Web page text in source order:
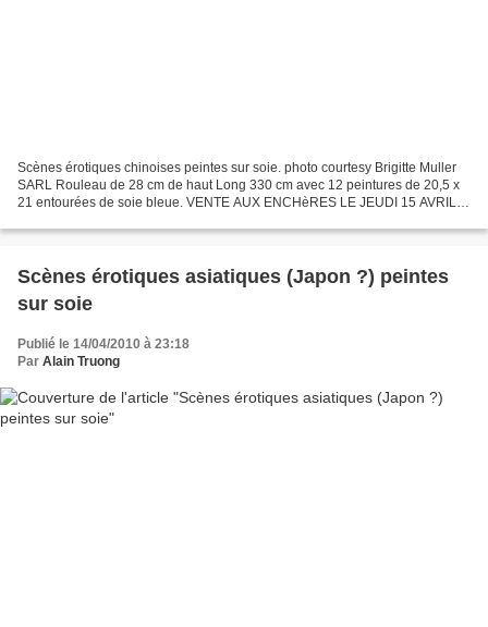
Scènes érotiques chinoises peintes sur soie. photo courtesy Brigitte Muller
SARL Rouleau de 28 cm de haut Long 330 cm avec 12 peintures de 20,5 x
21 entourées de soie bleue. VENTE AUX ENCHèRES LE JEUDI 15 AVRIL à
Scènes érotiques asiatiques (Japon ?) peintes
sur soie
Publié le 14/04/2010 à 23:18
Par Alain Truong